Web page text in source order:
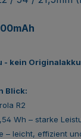
mAh
- kein Originalakku
Blick:
R2
Wh – starke
– leicht, effizient